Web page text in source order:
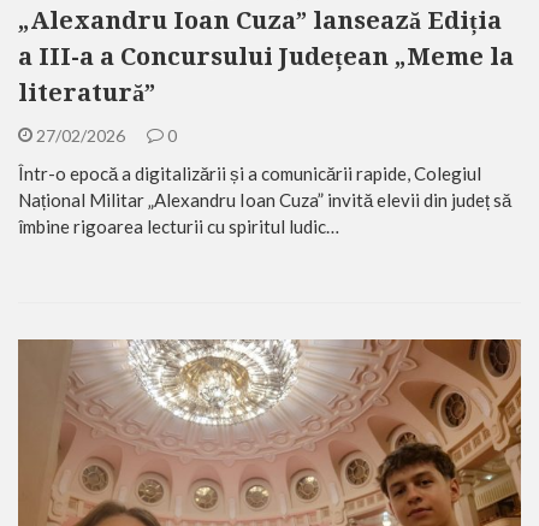
„Alexandru Ioan Cuza” lansează Ediția
a III-a a Concursului Județean „Meme la
literatură”
27/02/2026 0
Într-o epocă a digitalizării și a comunicării rapide, Colegiul
Național Militar „Alexandru Ioan Cuza” invită elevii din județ să
îmbine rigoarea lecturii cu spiritul ludic…